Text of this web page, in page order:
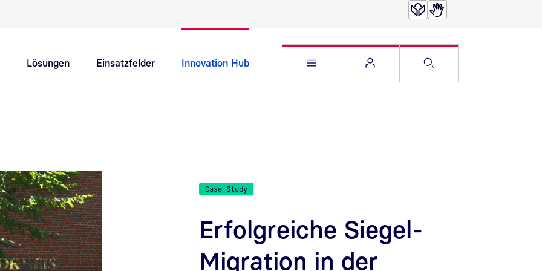
Lösungen Einsatzfelder Innovation Hub Websitemenü öffnenService Menü öffnen
Suche öffnen
Case Study
Erfolgreiche Siegel-
Migration in der